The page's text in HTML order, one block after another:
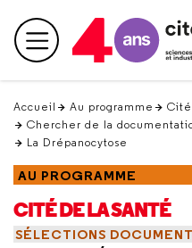
en
haut Menu principal
Accueil Au programme
Chercher de la
La Drépanocytose
AU PROGRAMME
CITÉ DE LA SANTÉ
SÉLECTIONS